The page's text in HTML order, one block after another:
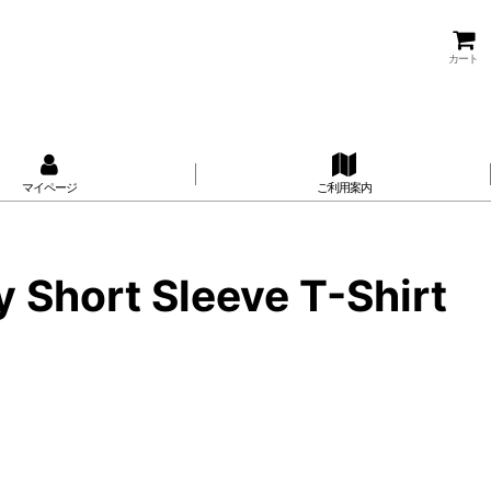
カート
マイページ ご利用案内
Short Sleeve T-Shirt